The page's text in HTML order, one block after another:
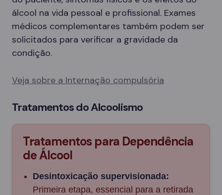
álcool na vida pessoal e profissional. Exames
médicos complementares também podem ser
solicitados para verificar a gravidade da
condição.
Veja sobre a Internação compulsória
Tratamentos do Alcoolismo
Tratamentos para Dependência
de Álcool
Desintoxicação supervisionada:
Primeira etapa, essencial para a retirada